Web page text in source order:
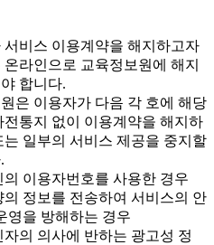
비스 이용계약을 해지하고자
라인으로 교육정보원에 해지
합니다.
은 이용자가 다음 각 호에 해당
전통지 없이 이용계약을 해지하
는 일부의 서비스 제공을 중지할
의 이용자번호를 사용한 경우
의 정보를 전송하여 서비스의 안
영을 방해하는 경우
자의 의사에 반하는 광고성 정